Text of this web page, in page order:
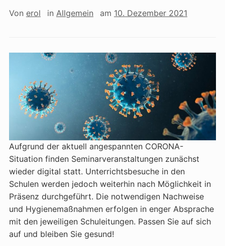
Von erol in Allgemein am 10. Dezember 2021
Aufgrund der aktuell angespannten CORONA-
Situation finden Seminarveranstaltungen zunächst
wieder digital statt. Unterrichtsbesuche in den
Schulen werden jedoch weiterhin nach Möglichkeit in
Präsenz durchgeführt. Die notwendigen Nachweise
und Hygienemaßnahmen erfolgen in enger Absprache
mit den jeweiligen Schuleitungen. Passen Sie auf sich
auf und bleiben Sie gesund!